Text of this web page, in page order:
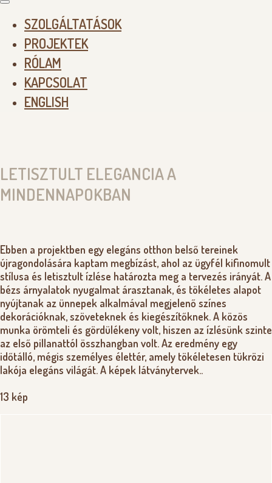
SZOLGÁLTATÁSOK
PROJEKTEK
RÓLAM
KAPCSOLAT
ENGLISH
LETISZTULT ELEGANCIA A
MINDENNAPOKBAN
Ebben a projektben egy elegáns otthon belső tereinek
újragondolására kaptam megbízást, ahol az ügyfél kifinomult
stílusa és letisztult ízlése határozta meg a tervezés irányát. A
bézs árnyalatok nyugalmat árasztanak, és tökéletes alapot
nyújtanak az ünnepek alkalmával megjelenő színes
dekorációknak, szöveteknek és kiegészítőknek. A közös
munka örömteli és gördülékeny volt, hiszen az ízlésünk szinte
az első pillanattól összhangban volt. Az eredmény egy
időtálló, mégis személyes élettér, amely tökéletesen tükrözi
lakója elegáns világát. A képek látványtervek..
13 kép